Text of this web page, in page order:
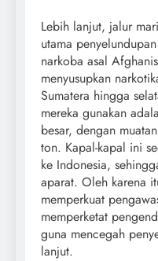
Lebih lanjut, jalur
utama
narkoba asal
menyusupkan
Sumatera hingga
mereka gunakan
besar, dengan
ton. Kapal-kapal ini
ke Indonesia,
aparat. Oleh karena
memperkuat
memperketat
guna mencegah
lanjut.